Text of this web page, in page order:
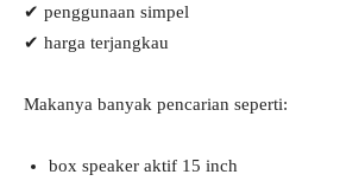
✔ penggunaan simpel
✔ harga terjangkau
Makanya banyak pencarian seperti:
box speaker aktif 15 inch